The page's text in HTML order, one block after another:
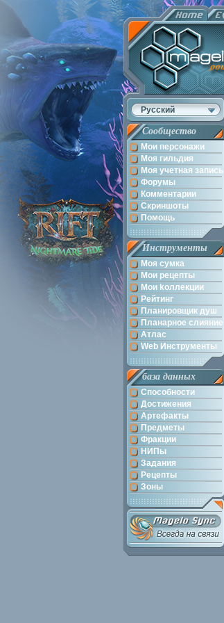
Русский
Сообщество
Мои персонажи
Моя гильдия
Моя учетная запись
Форумы
Комментарии
Скриншоты
Помощь
Инструменты
Моя сумка
Мои рецепты
Мои kоллекции
Рейтинг
Планировщик душ
Планарное слияние
Атлас
Web Инструменты
база данных
Способности
Достижения
Артефакты
Предметы
Фракции
НИПы
Задания
Рецепты
Зоны